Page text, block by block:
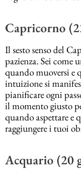
Capricorno
Il sesto senso del
pazienza. Sei come
quando muoversi e
intuizione si
pianificare ogni
il momento giusto
quando aspettare e
raggiungere i tuoi
Acquario (20